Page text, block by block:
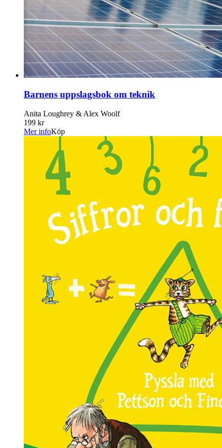
Barnens uppslagsbok om teknik
Anita Loughrey & Alex Woolf
199 kr
Mer infoKöp